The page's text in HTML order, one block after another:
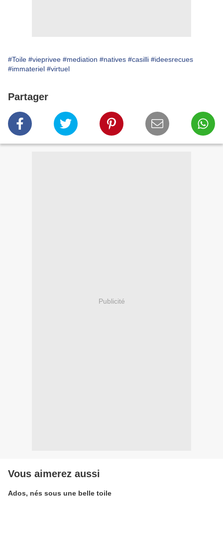
#Toile #vieprivee #mediation #natives #casilli #ideesrecues
#immateriel #virtuel
Partager
Publicité
Vous aimerez aussi
Ados, nés sous une belle toile